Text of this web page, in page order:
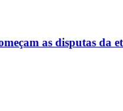
as disputas da